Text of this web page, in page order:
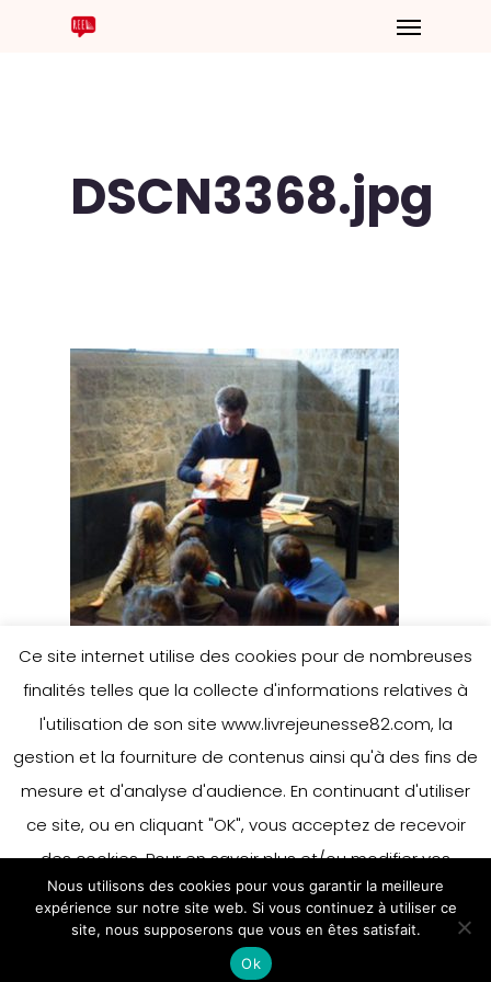
DSCN3368.jpg
Leave a Reply
You must belogged into post a
comment.
Ce site internet utilise des cookies pour de nombreuses
finalités telles que la collecte d'informations relatives à
l'utilisation de son site www.livrejeunesse82.com, la
gestion et la fourniture de contenus ainsi qu'à des fins de
mesure et d'analyse d'audience. En continuant d'utiliser
ce site, ou en cliquant "OK", vous acceptez de recevoir
des cookies. Pour en savoir plus et/ou modifier vos
préférences en matière de cookies, merci de vous référer
à notre politique sur les cookies.
Accepter
En savoir plus
Nous utilisons des cookies pour vous garantir la meilleure
expérience sur notre site web. Si vous continuez à utiliser ce
site, nous supposerons que vous en êtes satisfait.
Ok